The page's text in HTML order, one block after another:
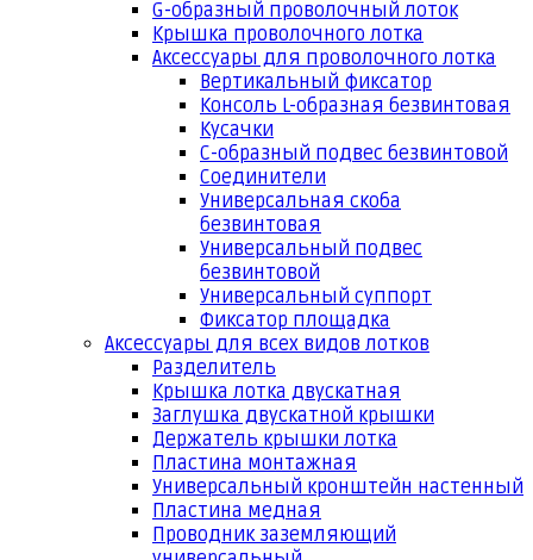
G-образный проволочный лоток
Крышка проволочного лотка
Аксессуары для проволочного лотка
Вертикальный фиксатор
Консоль L-образная безвинтовая
Кусачки
С-образный подвес безвинтовой
Соединители
Универсальная скоба
безвинтовая
Универсальный подвес
безвинтовой
Универсальный суппорт
Фиксатор площадка
Аксессуары для всех видов лотков
Разделитель
Крышка лотка двускатная
Заглушка двускатной крышки
Держатель крышки лотка
Пластина монтажная
Универсальный кронштейн настенный
Пластина медная
Проводник заземляющий